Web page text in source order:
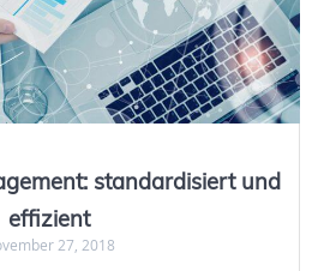
standardisiert und
effizient
27, 2018